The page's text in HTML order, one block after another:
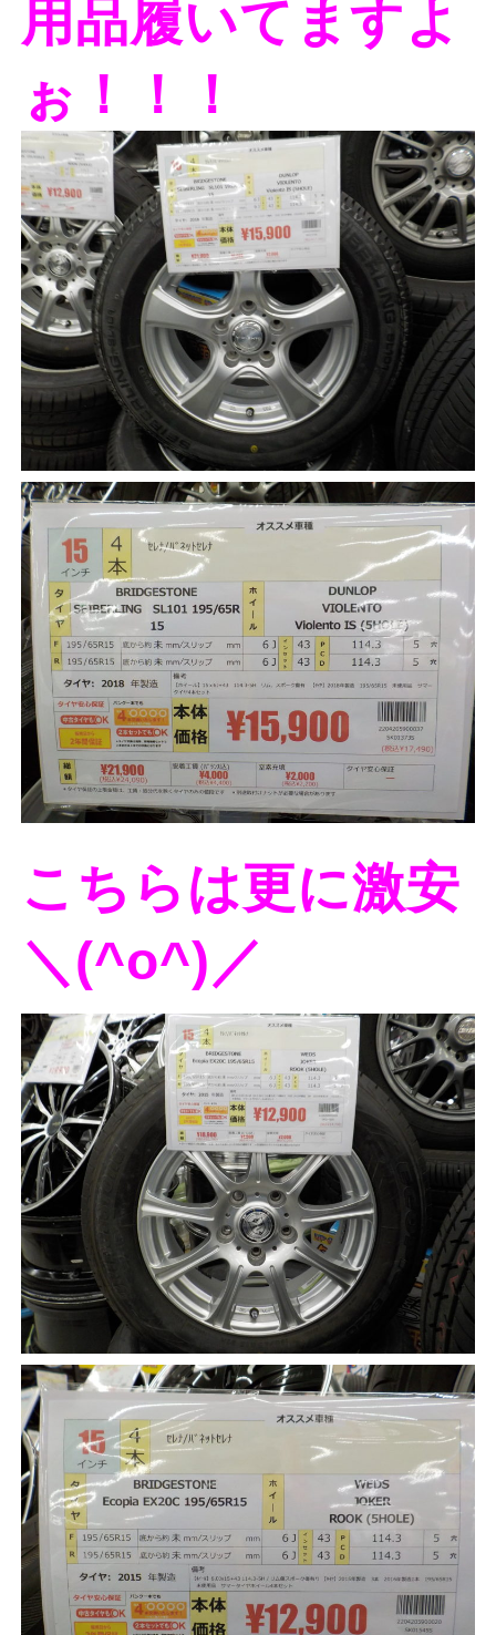
用品履いてますよ
ぉ！！！
こちらは更に激安
＼(^o^)／